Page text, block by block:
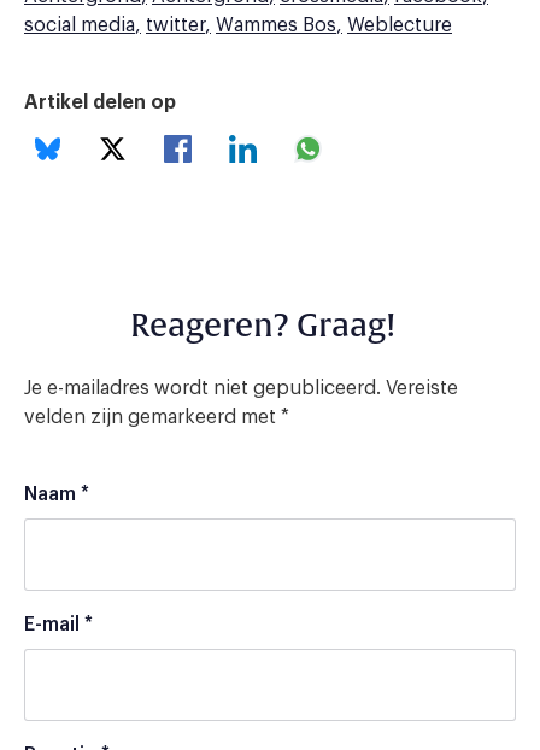
social media
twitter Wammes Bos Weblecture
Artikel delen op
Reageren? Graag!
Je e-mailadres wordt niet gepubliceerd. Vereiste
velden zijn gemarkeerd met *
Naam *
E-mail *